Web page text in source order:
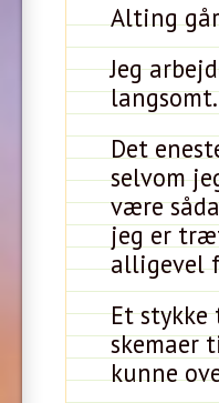
Alting
Jeg
Det
selvom
være
jeg er
alligevel
Et
skemaer
kunne